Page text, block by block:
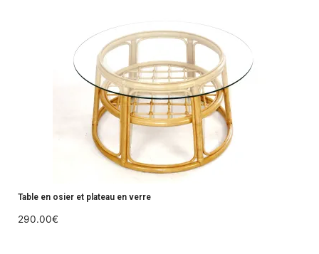
Table en osier et plateau en verre
290.00€